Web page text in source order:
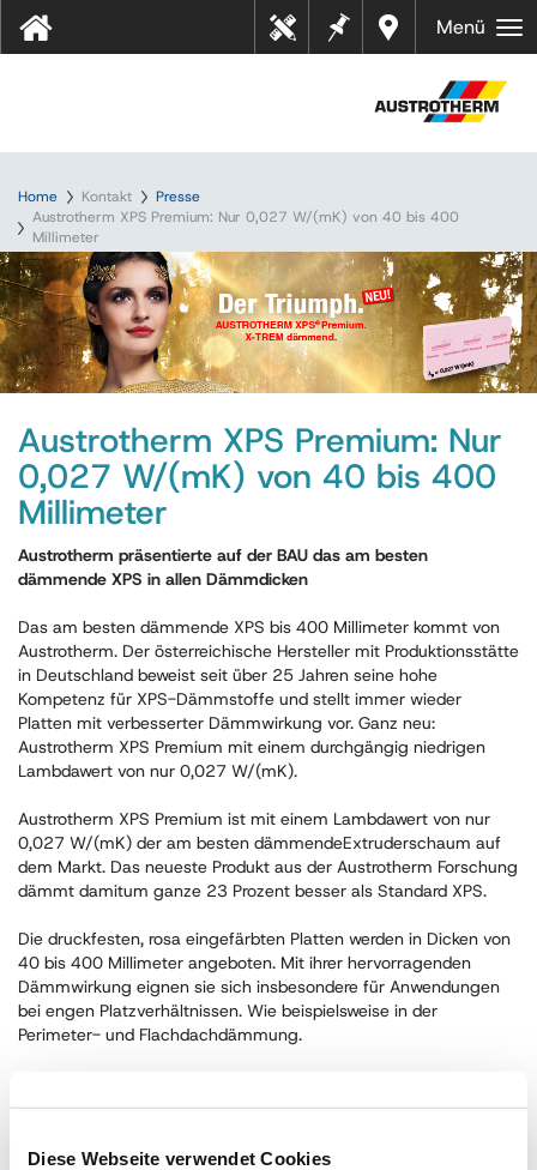
Diese Webseite verwendet Cookies
Händl
er in
Merkz
ettel
Tool
s
Menü
Home Kontakt
Presse
Austrotherm XPS Premium: Nur 0,027 W/(mK) von 40 bis 400
Millimeter
Austrotherm XPS Premium: Nur
0,027 W/(mK) von 40 bis 400
Millimeter
Austrotherm präsentierte auf der BAU das am besten
dämmende XPS in allen Dämmdicken
Das am besten dämmende XPS bis 400 Millimeter kommt von
Austrotherm. Der österreichische Hersteller mit Produktionsstätte
in Deutschland beweist seit über 25 Jahren seine hohe
Kompetenz für XPS-Dämmstoffe und stellt immer wieder
Platten mit verbesserter Dämmwirkung vor. Ganz neu:
Austrotherm XPS Premium mit einem durchgängig niedrigen
Lambdawert von nur 0,027 W/(mK).
Austrotherm XPS Premium ist mit einem Lambdawert von nur
0,027 W/(mK) der am besten dämmendeExtruderschaum auf
dem Markt. Das neueste Produkt aus der Austrotherm Forschung
dämmt damitum ganze 23 Prozent besser als Standard XPS.
Die druckfesten, rosa eingefärbten Platten werden in Dicken von
40 bis 400 Millimeter angeboten. Mit ihrer hervorragenden
Dämmwirkung eignen sie sich insbesondere für Anwendungen
bei engen Platzverhältnissen. Wie beispielsweise in der
Perimeter- und Flachdachdämmung.
zugelassen, für alle Anwendungsbereiche gemäß DIN 4108-10